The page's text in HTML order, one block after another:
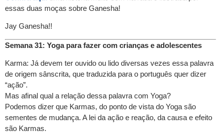
essas duas moças sobre Ganesha!
Jay Ganesha!!
Semana 31: Yoga para fazer com crianças e adolescentes
Karma: Já devem ter ouvido ou lido diversas vezes essa palavra
de origem sânscrita, que traduzida para o português quer dizer
“ação”.
Mas afinal qual a relação dessa palavra com Yoga?
Podemos dizer que Karmas, do ponto de vista do Yoga são
sementes de mudança. A lei da ação e reação, da causa e efeito
são Karmas.